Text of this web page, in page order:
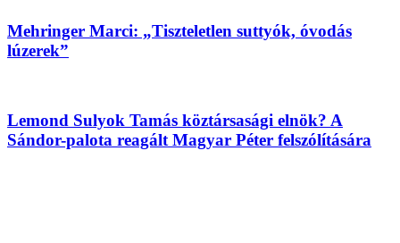
Mehringer Marci: „Tiszteletlen suttyók, óvodás
lúzerek”
Lemond Sulyok Tamás köztársasági elnök? A
Sándor-palota reagált Magyar Péter felszólítására